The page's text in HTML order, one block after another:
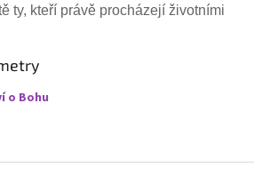
ty, kteří právě procházejí životními
o Bohu